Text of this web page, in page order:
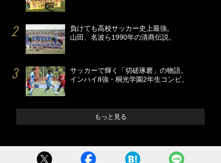
負けても高校サッカー史上最強。
山田、名波ら1990年の清商伝説。
サッカーで輝く「切磋琢磨」の物語。
インハイ8強・桐光学園2年生コンビ。
もっと見る